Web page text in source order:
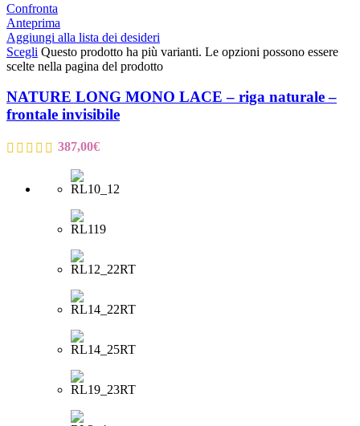
Confronta
Anteprima
Aggiungi alla lista dei desideri
Scegli Questo prodotto ha più varianti. Le opzioni possono essere
scelte nella pagina del prodotto
NATURE LONG MONO LACE – riga naturale –
frontale invisibile
387,00€